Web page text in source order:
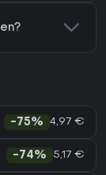
-75% 4,97 €
-74% 5,17 €